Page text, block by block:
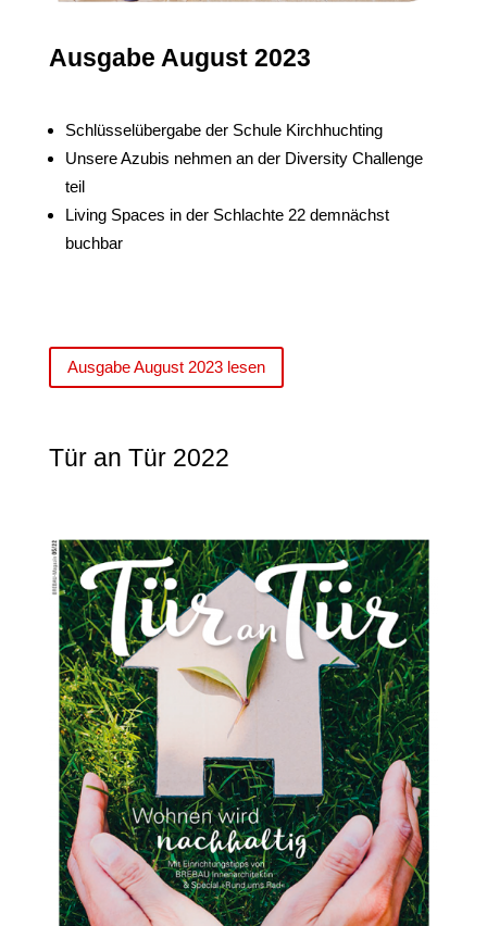
Ausgabe August 2023
Schlüsselübergabe der Schule Kirchhuchting
Unsere Azubis nehmen an der Diversity Challenge
teil
Living Spaces in der Schlachte 22 demnächst
buchbar
Ausgabe August 2023 lesen
Tür an Tür 2022